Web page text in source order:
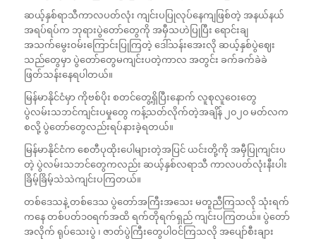
ဆယ့်နှစ်ရာသီကာလပတ်လုံး ကျင်းပပြုလုပ်နေကျဖြစ်တဲ့ အနယ်နယ်
အရပ်ရပ်က ဘုရားပွဲတော်တွေကို အမှီသဟဲပြုပြီး ရောင်းချ
အသက်မွေးဝမ်းကြောင်းပြုကြတဲ့ ဒေါ်သန်းအေးလို ဆယ့်နှစ်ပွဲဈေး
သည်တွေမှာ ပွဲတော်တွေမကျင်းပတဲ့ကာလ အတွင်း ခက်ခက်ခဲခဲ
ဖြတ်သန်းနေရပါတယ်။
မြန်မာနိုင်ငံမှာ ကိုဗစ်ပိုး စတင်တွေ့ရှိပြီးနောက် လူစုလူဝေးတွေ
ပွဲလမ်းသဘင်ကျင်းပမှုတွေ ကန့်သတ်လိုက်တဲ့အချိန် ၂၀၂၀ မတ်လက
စလို့ ပွဲတော်တွေလည်းရပ်နားခဲ့ရတယ်။
မြန်မာနိုင်ငံက စေတီပုထိုးပေါများတဲ့အပြင် ယင်းတို့ကို အမှီပြုကျင်းပ
တဲ့ ပွဲလမ်းသဘင်တွေကလည်း ဆယ့်နှစ်လရာသီ ကာလပတ်လုံးနီးပါး
ခြိမ့်ခြိမ့်သဲသဲကျင်းပကြတယ်။
တစ်ဒေသနဲ့ တစ်ဒေသ ပွဲတော်အကြီးအသေး မတူညီကြသလို သုံးရက်
ကနေ တစ်ပတ်၁၀ရက်အထိ ရက်တိုရက်ရှည် ကျင်းပကြတယ်။ ပွဲတော်
အလိုက် ရုပ်သေးပွဲ ၊ ဇာတ်ပွဲကြီးတွေပါဝင်ကြသလို အပျော်စီးချား